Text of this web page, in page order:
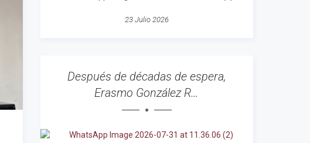
23 Julio 2026
Después de décadas de espera,
Erasmo González R…